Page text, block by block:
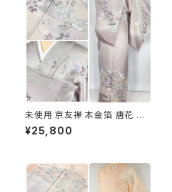
未使用 京友禅 本金箔 唐花 訪
問着 袷 正絹 紫 グレー 白 1165
¥25,800